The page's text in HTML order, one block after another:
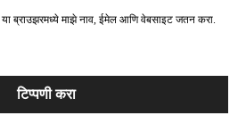
या ब्राउझरमध्ये माझे नाव, ईमेल आणि वेबसाइट जतन करा.